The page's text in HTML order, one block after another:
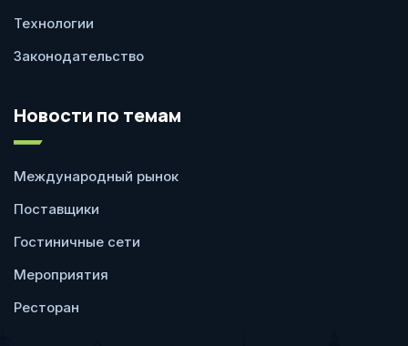
Технологии
Законодательство
Новости по темам
Международный рынок
Поставщики
Гостиничные сети
Мероприятия
Ресторан